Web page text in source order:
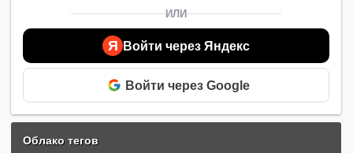
ИЛИ
Я Войти через Яндекс
Войти через Google
Облако тегов